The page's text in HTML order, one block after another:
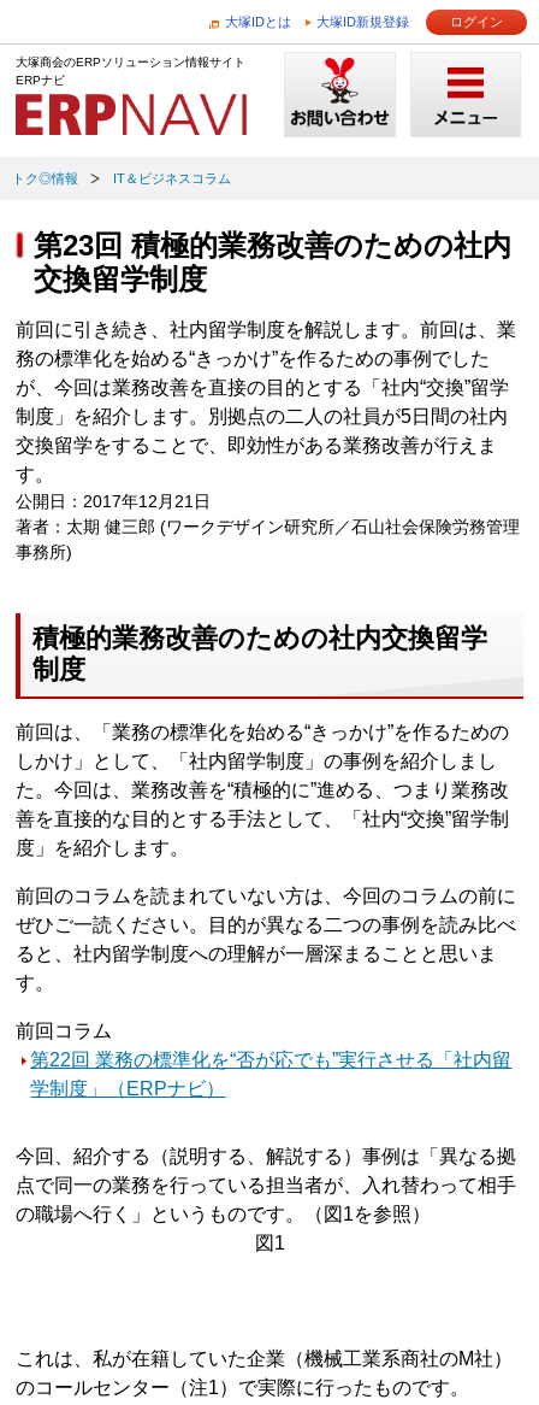
大塚IDとは 大塚ID新規登録 ログイン
大塚商会のERPソリューション情報サイト
ERPナビ
トク◎情報 IT＆ビジネスコラム
第23回 積極的業務改善のための社内
交換留学制度
前回に引き続き、社内留学制度を解説します。前回は、業
務の標準化を始める“きっかけ”を作るための事例でした
が、今回は業務改善を直接の目的とする「社内“交換”留学
制度」を紹介します。別拠点の二人の社員が5日間の社内
交換留学をすることで、即効性がある業務改善が行えま
す。
公開日：2017年12月21日
著者：太期 健三郎 (ワークデザイン研究所／石山社会保険労務管理
事務所)
積極的業務改善のための社内交換留学
制度
前回は、「業務の標準化を始める“きっかけ”を作るための
しかけ」として、「社内留学制度」の事例を紹介しまし
た。今回は、業務改善を“積極的に”進める、つまり業務改
善を直接的な目的とする手法として、「社内“交換”留学制
度」を紹介します。
前回のコラムを読まれていない方は、今回のコラムの前に
ぜひご一読ください。目的が異なる二つの事例を読み比べ
ると、社内留学制度への理解が一層深まることと思いま
す。
前回コラム
第22回 業務の標準化を“否が応でも”実行させる「社内留
学制度」（ERPナビ）
今回、紹介する（説明する、解説する）事例は「異なる拠
点で同一の業務を行っている担当者が、入れ替わって相手
の職場へ行く」というものです。（図1を参照）
図1
これは、私が在籍していた企業（機械工業系商社のM社）
のコールセンター（注1）で実際に行ったものです。